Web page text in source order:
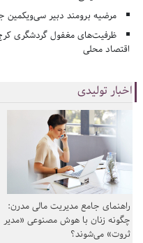
مرضیه برومند دبیر سی‌ویکمین
ظرفیت‌های مغفول گردشگری
اقتصاد محلی
اخبار تولیدی
راهنمای جامع مدیریت مالی مدرن:
چگونه زنان با هوش مصنوعی «مدیر
ثروت» می‌شوند؟